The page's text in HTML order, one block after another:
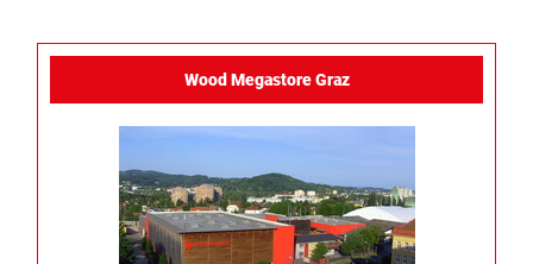
Wood Megastore Graz